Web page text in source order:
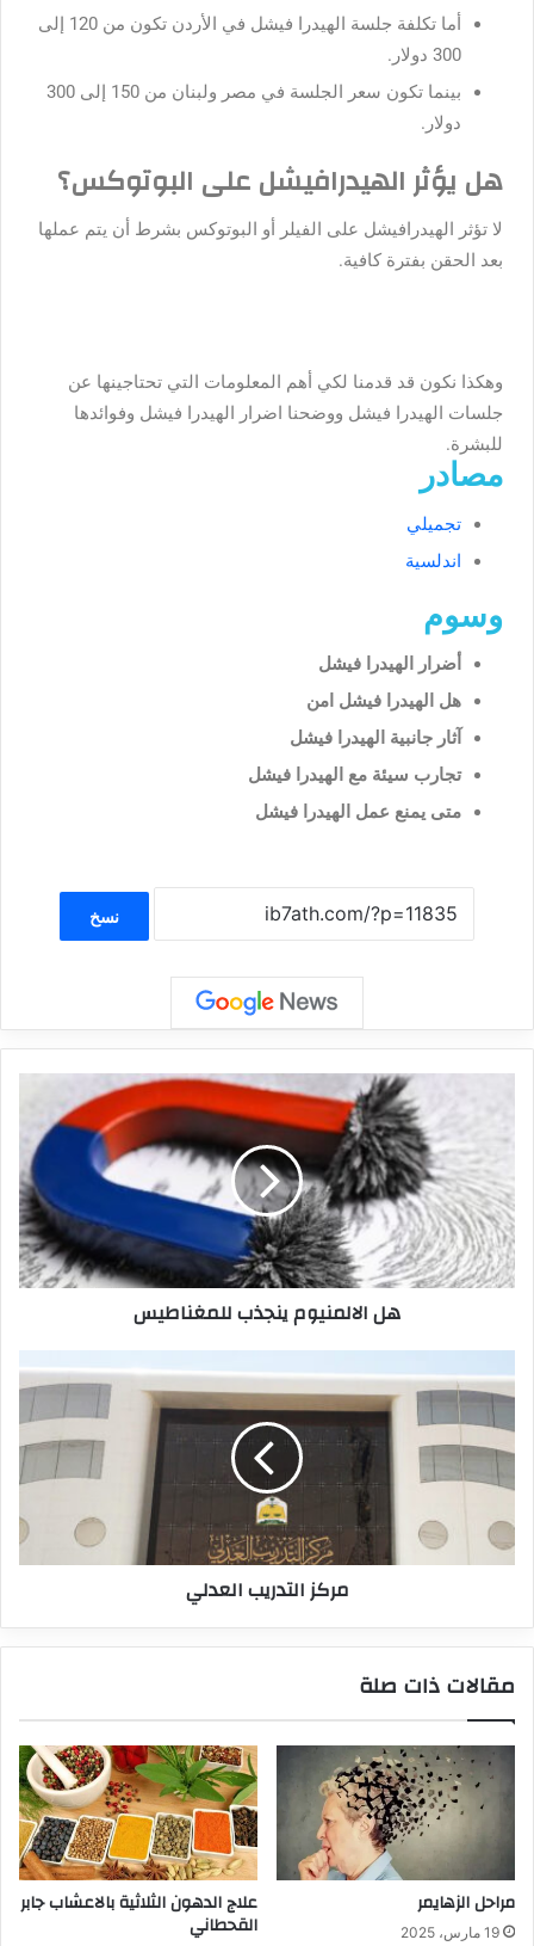
أما تكلفة جلسة الهيدرا فيشل في الأردن تكون من 120 إلى
300 دولار.
بينما تكون سعر الجلسة في مصر ولبنان من 150 إلى 300
دولار.
هل يؤثر الهيدرافيشل على البوتوكس؟
لا تؤثر الهيدرافيشل على الفيلر أو البوتوكس بشرط أن يتم عملها
بعد الحقن بفترة كافية.
وهكذا نكون قد قدمنا لكي أهم المعلومات التي تحتاجينها عن
جلسات الهيدرا فيشل ووضحنا اضرار الهيدرا فيشل وفوائدها
للبشرة.
مصادر
تجميلي
اندلسية
وسوم
أضرار الهيدرا فيشل
هل الهيدرا فيشل امن
آثار جانبية الهيدرا فيشل
تجارب سيئة مع الهيدرا فيشل
متى يمنع عمل الهيدرا فيشل
نسخ
هل الالمنيوم ينجذب للمغناطيس
مركز التدريب العدلي
مقالات ذات صلة
مراحل الزهايمر
19 مارس، 2025
علاج الدهون الثلاثية بالاعشاب جابر
القحطاني